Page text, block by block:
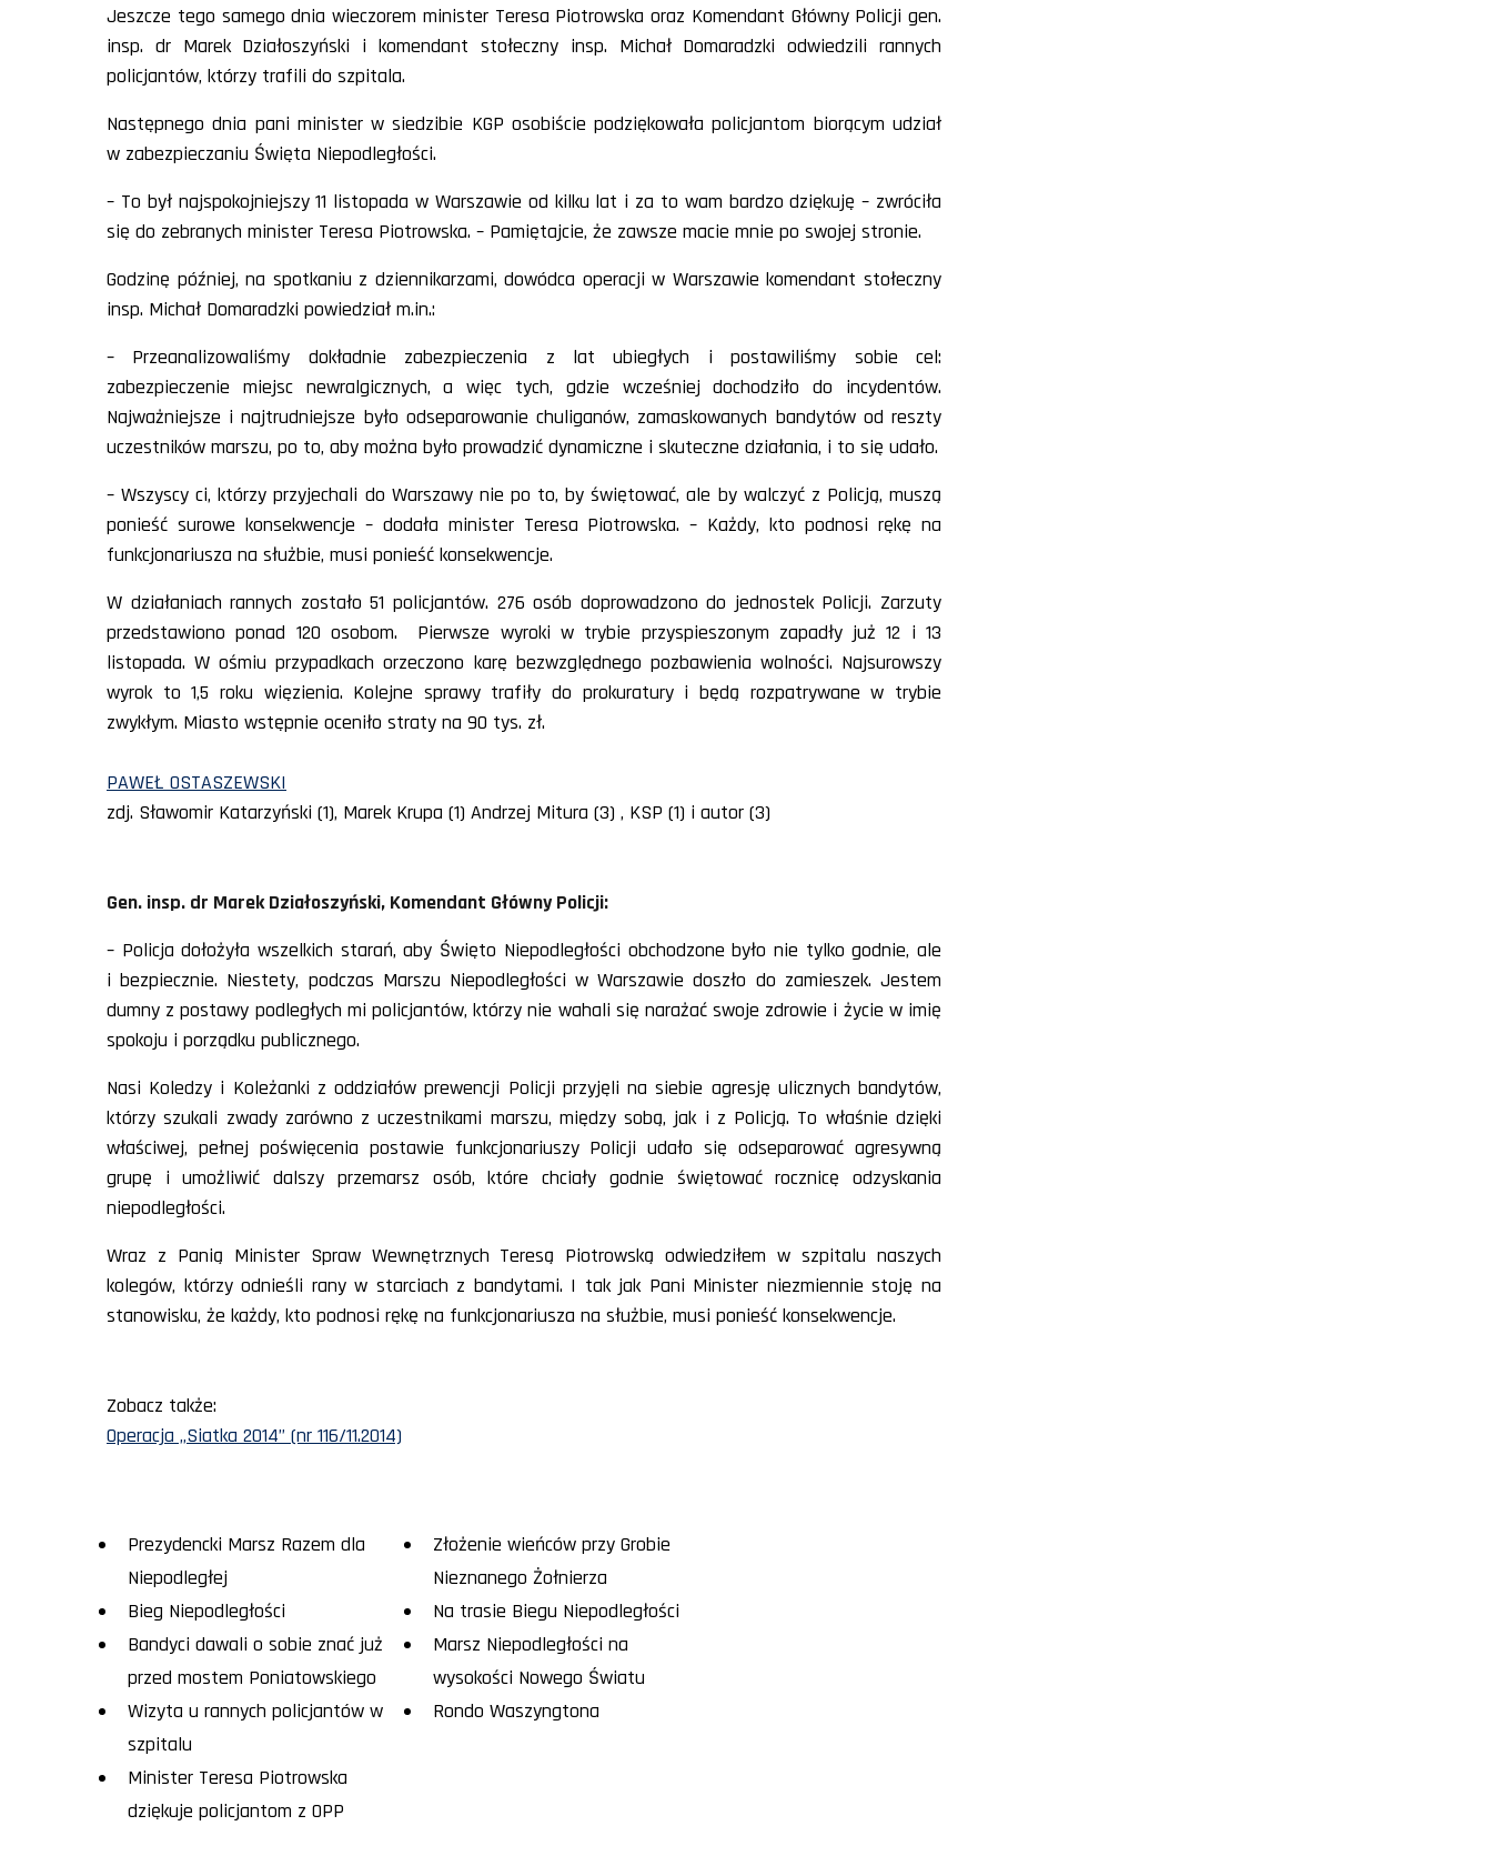
Jeszcze tego samego dnia wieczorem minister Teresa Piotrowska oraz Komendant Główny Policji gen.
insp. dr Marek Działoszyński i komendant stołeczny insp. Michał Domaradzki odwiedzili rannych
policjantów, którzy trafili do szpitala.
Następnego dnia pani minister w siedzibie KGP osobiście podziękowała policjantom biorącym udział
w zabezpieczaniu Święta Niepodległości.
– To był najspokojniejszy 11 listopada w Warszawie od kilku lat i za to wam bardzo dziękuję – zwróciła
się do zebranych minister Teresa Piotrowska. – Pamiętajcie, że zawsze macie mnie po swojej stronie.
Godzinę później, na spotkaniu z dziennikarzami, dowódca operacji w Warszawie komendant stołeczny
insp. Michał Domaradzki powiedział m.in.:
– Przeanalizowaliśmy dokładnie zabezpieczenia z lat ubiegłych i postawiliśmy sobie cel:
zabezpieczenie miejsc newralgicznych, a więc tych, gdzie wcześniej dochodziło do incydentów.
Najważniejsze i najtrudniejsze było odseparowanie chuliganów, zamaskowanych bandytów od reszty
uczestników marszu, po to, aby można było prowadzić dynamiczne i skuteczne działania, i to się udało.
– Wszyscy ci, którzy przyjechali do Warszawy nie po to, by świętować, ale by walczyć z Policją, muszą
ponieść surowe konsekwencje – dodała minister Teresa Piotrowska. – Każdy, kto podnosi rękę na
funkcjonariusza na służbie, musi ponieść konsekwencje.
W działaniach rannych zostało 51 policjantów. 276 osób doprowadzono do jednostek Policji. Zarzuty
przedstawiono ponad 120 osobom. Pierwsze wyroki w trybie przyspieszonym zapadły już 12 i 13
listopada. W ośmiu przypadkach orzeczono karę bezwzględnego pozbawienia wolności. Najsurowszy
wyrok to 1,5 roku więzienia. Kolejne sprawy trafiły do prokuratury i będą rozpatrywane w trybie
zwykłym. Miasto wstępnie oceniło straty na 90 tys. zł.
PAWEŁ OSTASZEWSKI
zdj. Sławomir Katarzyński (1), Marek Krupa (1) Andrzej Mitura (3) , KSP (1) i autor (3)
Gen. insp. dr Marek Działoszyński, Komendant Główny Policji:
– Policja dołożyła wszelkich starań, aby Święto Niepodległości obchodzone było nie tylko godnie, ale
i bezpiecznie. Niestety, podczas Marszu Niepodległości w Warszawie doszło do zamieszek. Jestem
dumny z postawy podległych mi policjantów, którzy nie wahali się narażać swoje zdrowie i życie w imię
spokoju i porządku publicznego.
Nasi Koledzy i Koleżanki z oddziałów prewencji Policji przyjęli na siebie agresję ulicznych bandytów,
którzy szukali zwady zarówno z uczestnikami marszu, między sobą, jak i z Policją. To właśnie dzięki
właściwej, pełnej poświęcenia postawie funkcjonariuszy Policji udało się odseparować agresywną
grupę i umożliwić dalszy przemarsz osób, które chciały godnie świętować rocznicę odzyskania
niepodległości.
Wraz z Panią Minister Spraw Wewnętrznych Teresą Piotrowską odwiedziłem w szpitalu naszych
kolegów, którzy odnieśli rany w starciach z bandytami. I tak jak Pani Minister niezmiennie stoję na
stanowisku, że każdy, kto podnosi rękę na funkcjonariusza na służbie, musi ponieść konsekwencje.
Zobacz także:
Operacja „Siatka 2014” (nr 116/11.2014)
Prezydencki Marsz Razem dla
Niepodległej
Złożenie wieńców przy Grobie
Nieznanego Żołnierza
Bieg Niepodległości
Na trasie Biegu Niepodległości
Bandyci dawali o sobie znać już
przed mostem Poniatowskiego
Marsz Niepodległości na
wysokości Nowego Światu
Wizyta u rannych policjantów w
szpitalu
Rondo Waszyngtona
Minister Teresa Piotrowska
dziękuje policjantom z OPP